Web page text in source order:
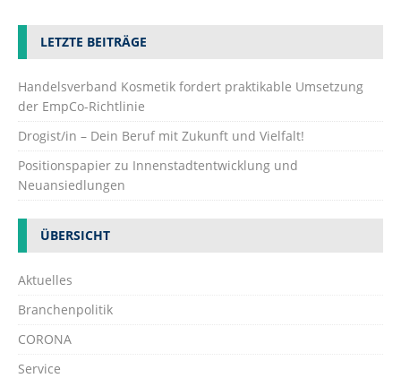
LETZTE BEITRÄGE
Handelsverband Kosmetik fordert praktikable Umsetzung
der EmpCo-Richtlinie
Drogist/in – Dein Beruf mit Zukunft und Vielfalt!
Positionspapier zu Innenstadtentwicklung und
Neuansiedlungen
ÜBERSICHT
Aktuelles
Branchenpolitik
CORONA
Service